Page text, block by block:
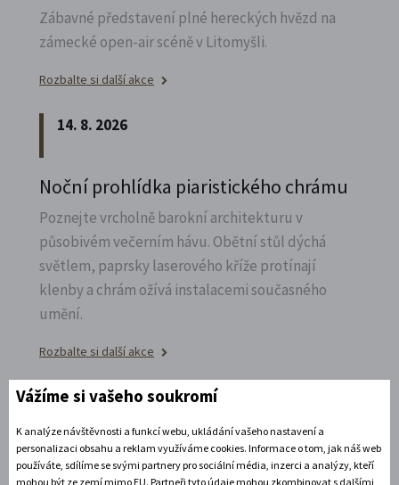
Zábavné představení plné hereckých hvězd na
zámecké open-air scéně v Litomyšli.
Rozbalte si další akce
14. 8. 2026
Noční prohlídka piaristického chrámu
Poznejte vrcholně barokní architekturu v
působivém večerním hávu. Obětní stůl dýchá
světlem, paprsky laserového kříže protínají
klenby a chrám ožívá instalacemi současného
umění.
Rozbalte si další akce
15. 8. 2026
CHINASKI OPEN AIR 2026
Vážíme si vašeho soukromí
K analýze návštěvnosti a funkcí webu, ukládání vašeho nastavení a
personalizaci obsahu a reklam využíváme cookies. Informace o tom, jak náš web
používáte, sdílíme se svými partnery pro sociální média, inzerci a analýzy, kteří
mohou být ze zemí mimo EU. Partneři tyto údaje mohou zkombinovat s dalšími